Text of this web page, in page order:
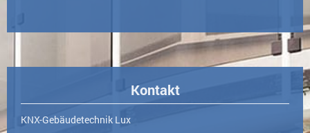
Kontakt
KNX-Gebäudetechnik Lux